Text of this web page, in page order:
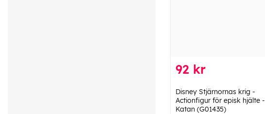
92 kr
Disney Stjärnornas krig -
Actionfigur för episk hjälte -
Katan (G01435)